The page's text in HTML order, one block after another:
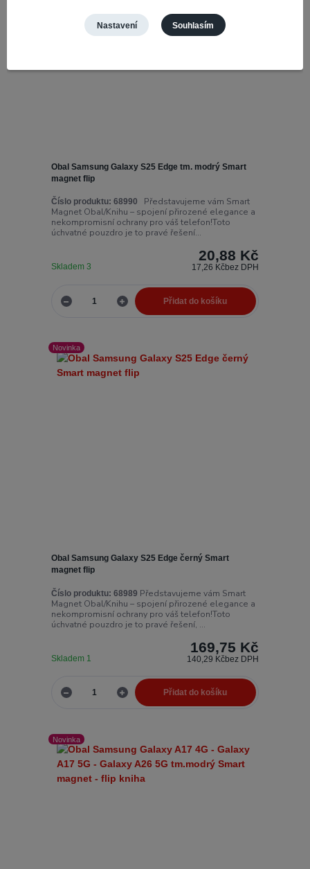
Obal Samsung Galaxy S25 Edge tm. modrý Smart
magnet flip
Číslo produktu: 68990
Představujeme vám Smart
Magnet Obal/Knihu – spojení přirozené elegance a
nekompromisní ochrany pro váš telefon!Toto
úchvatné pouzdro je to pravé řešení...
20,88 Kč
17,26 Kčbez DPH
Skladem 3
Přidat do košíku
Novinka
Obal Samsung Galaxy S25 Edge černý Smart
magnet flip
Číslo produktu: 68989 Představujeme vám Smart
Magnet Obal/Knihu – spojení přirozené elegance a
nekompromisní ochrany pro váš telefon!Toto
úchvatné pouzdro je to pravé řešení, ...
169,75 Kč
140,29 Kčbez DPH
Skladem 1
Přidat do košíku
Novinka
Nastavení Souhlasím